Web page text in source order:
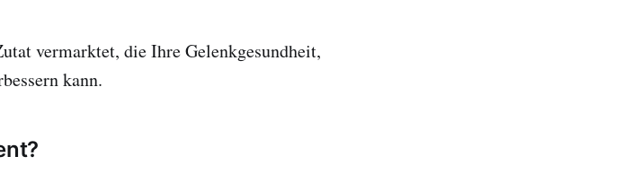
vermarktet, die Ihre Gelenkgesundheit,
kann.